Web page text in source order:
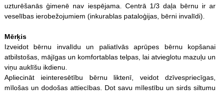
uzturēšanās ģimenē nav iespējama. Centrā 1/3 daļa bērnu ir ar
veselības ierobežojumiem (inkurablas pataloģijas, bērni invalīdi).
Mērķis
Izveidot bērnu invalīdu un paliatīvās aprūpes bērnu kopšanai
atbilstošas, mājīgas un komfortablas telpas, lai atvieglotu mazuļu un
viņu auklīšu ikdienu.
Apliecināt ieinteresētību bērnu liktenī, veidot dzīvespriecīgas,
mīlošas un dodošas attiecības. Dot savu mīlestību un sirds siltumu